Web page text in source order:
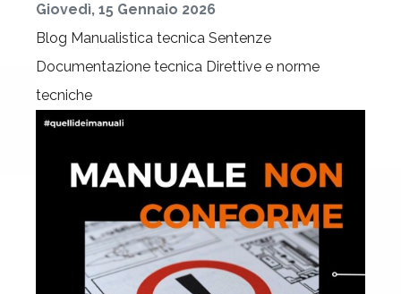
Giovedì, 15 Gennaio 2026
Blog Manualistica tecnica Sentenze
Documentazione tecnica Direttive e norme
tecniche